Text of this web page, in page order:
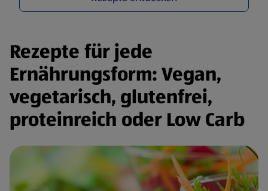
Rezepte für jede
Ernährungsform: Vegan,
vegetarisch, glutenfrei,
proteinreich oder Low Carb